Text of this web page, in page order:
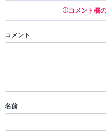
コメント欄
以下の書き込みを禁止とし、場
・一度削除された投稿を再び
・アカウントの売買など金
コメント
名前